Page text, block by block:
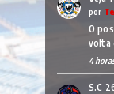
por
O
volta
4
S.C